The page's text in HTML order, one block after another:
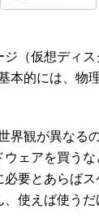
（仮想ディ
本的には、物
界観が異なる
ェアを買う
要とあらば
使えば使うだ